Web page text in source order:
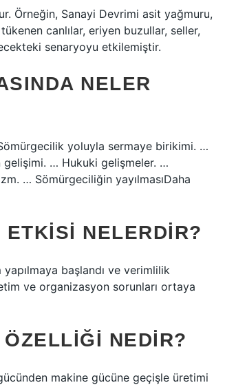
Örneğin, Sanayi Devrimi asit yağmuru,
canlılar, eriyen buzullar, seller,
senaryoyu etkilemiştir.
NELER
yoluyla sermaye birikimi. …
… Hukuki gelişmeler. …
… Sömürgeciliğin yayılmasıDaha
NELERDIR?
başlandı ve verimlilik
ve organizasyon sorunları ortaya
NEDIR?
makine gücüne geçişle üretimi